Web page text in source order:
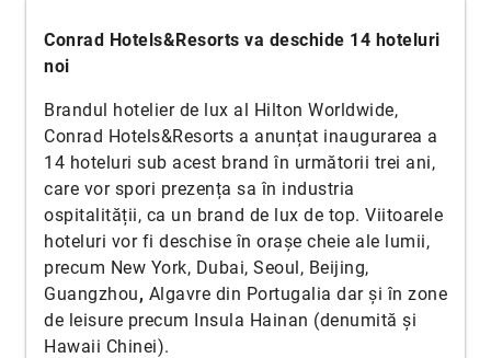
Conrad Hotels&Resorts va deschide 14 hoteluri
noi
Brandul hotelier de lux al Hilton Worldwide,
Conrad Hotels&Resorts a anunțat inaugurarea a
14 hoteluri sub acest brand în următorii trei ani,
care vor spori prezența sa în industria
ospitalității, ca un brand de lux de top. Viitoarele
hoteluri vor fi deschise în orașe cheie ale lumii,
precum New York, Dubai, Seoul, Beijing,
Guangzhou, Algavre din Portugalia dar și în zone
de leisure precum Insula Hainan (denumită și
Hawaii Chinei).